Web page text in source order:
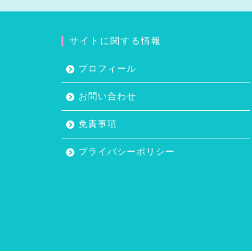
サイトに関する情報
プロフィール
お問い合わせ
免責事項
プライバシーポリシー